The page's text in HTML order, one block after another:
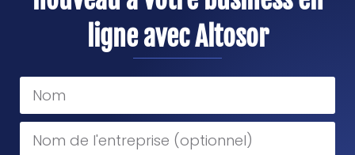
ligne avec Altosor